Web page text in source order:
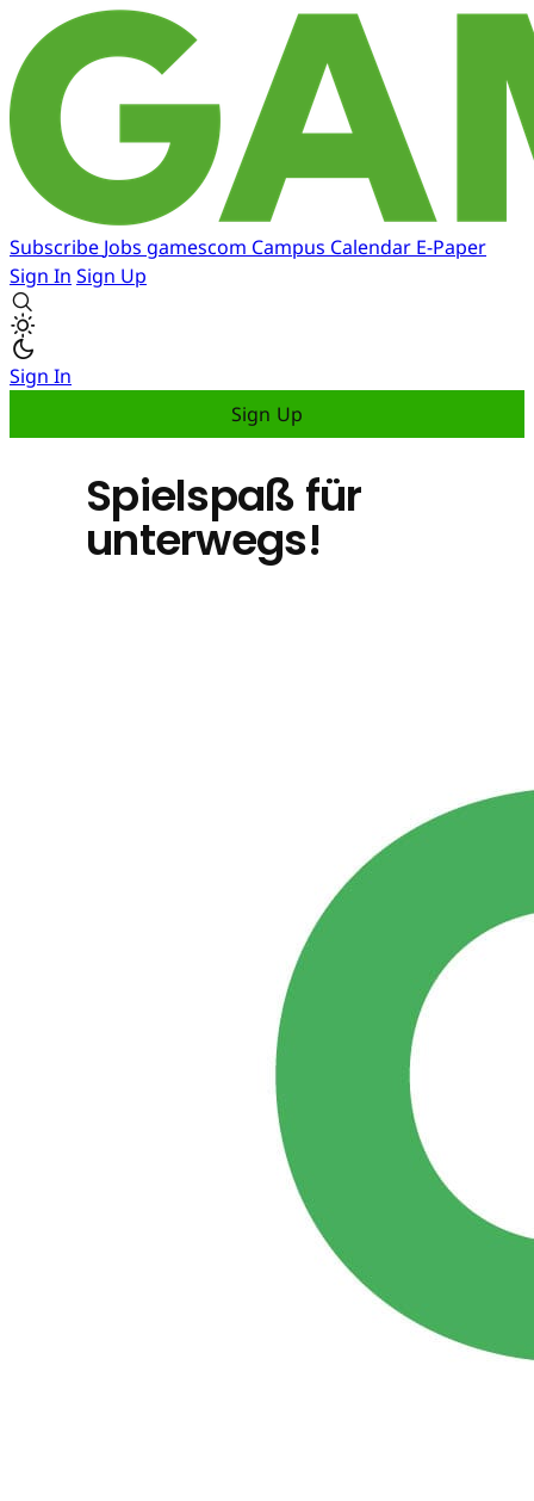
Subscribe Jobs gamescom Campus Calendar E-Paper
Sign In Sign Up
Sign In
Sign Up
Spielspaß für
unterwegs!